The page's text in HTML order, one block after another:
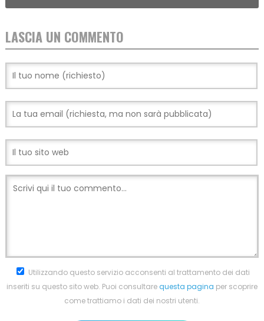
LASCIA UN COMMENTO
Utilizzando questo servizio acconsenti al trattamento dei dati
inseriti su questo sito web. Puoi consultarequesta pagina per scoprire
come trattiamo i dati dei nostri utenti.